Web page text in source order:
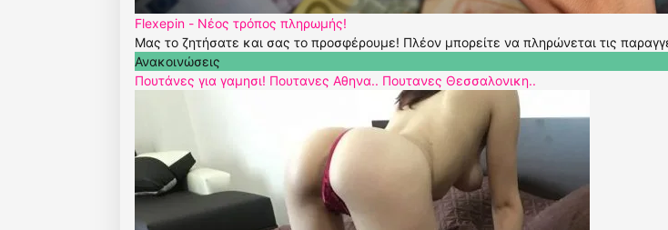
Flexepin - Νέος τρόπος πληρωμής!
Μας το ζητήσατε και σας το προσφέρουμε! Πλέον μπορείτε να πληρώνεται τις
Ανακοινώσεις
Πουτάνες για γαμησι! Πουτανες Αθηνα.. Πουτανες Θεσσαλονικη..